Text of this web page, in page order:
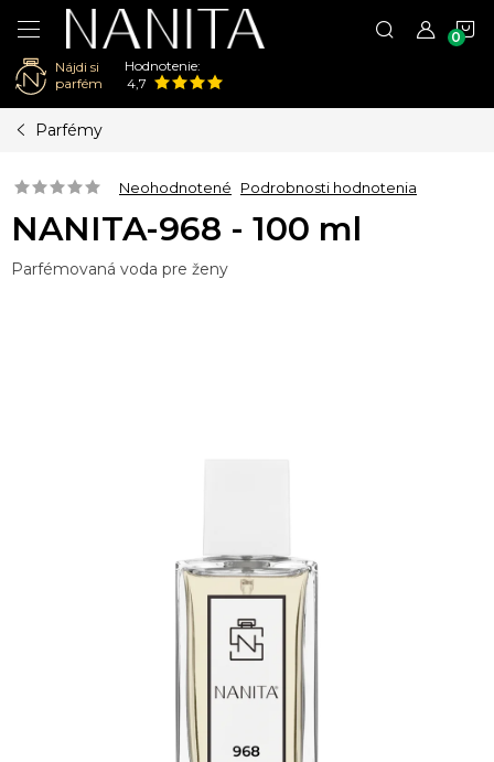
Nájdi si
parfém
Hodnotenie:
4,7
Parfémy
Neohodnotené Podrobnosti hodnotenia
NANITA-968 - 100 ml
Parfémovaná voda pre ženy